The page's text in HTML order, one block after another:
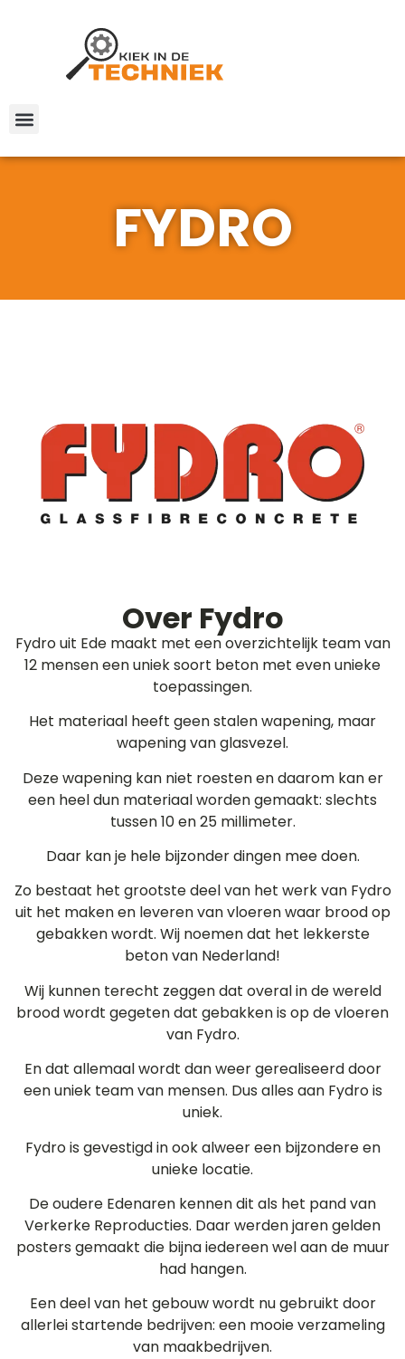
FYDRO
Over Fydro
Fydro uit Ede maakt met een overzichtelijk team van
12 mensen een uniek soort beton met even unieke
toepassingen.
Het materiaal heeft geen stalen wapening, maar
wapening van glasvezel.
Deze wapening kan niet roesten en daarom kan er
een heel dun materiaal worden gemaakt: slechts
tussen 10 en 25 millimeter.
Daar kan je hele bijzonder dingen mee doen.
Zo bestaat het grootste deel van het werk van Fydro
uit het maken en leveren van vloeren waar brood op
gebakken wordt. Wij noemen dat het lekkerste
beton van Nederland!
Wij kunnen terecht zeggen dat overal in de wereld
brood wordt gegeten dat gebakken is op de vloeren
van Fydro.
En dat allemaal wordt dan weer gerealiseerd door
een uniek team van mensen. Dus alles aan Fydro is
uniek.
Fydro is gevestigd in ook alweer een bijzondere en
unieke locatie.
De oudere Edenaren kennen dit als het pand van
Verkerke Reproducties. Daar werden jaren gelden
posters gemaakt die bijna iedereen wel aan de muur
had hangen.
Een deel van het gebouw wordt nu gebruikt door
allerlei startende bedrijven: een mooie verzameling
van maakbedrijven.